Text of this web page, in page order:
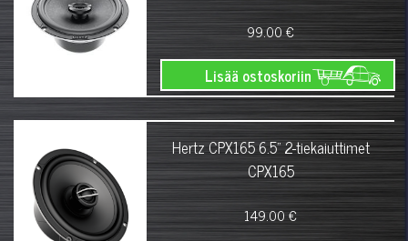
99.00 €
Lisää ostoskoriin
Hertz CPX165 6.5" 2-tiekaiuttimet
CPX165
149.00 €